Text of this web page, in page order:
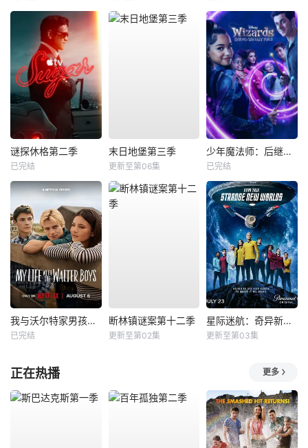
谜探休格第二季
已完结
末日地堡第三季
更新至第06集
少年魔法师：后继者第三季
已完结
我与沃尔特家男孩的生活第三季
已完结
断林镇谜案第十二季
更新至第02集
星际迷航：奇异新世界第四季
更新至第03集
正在热播 更多